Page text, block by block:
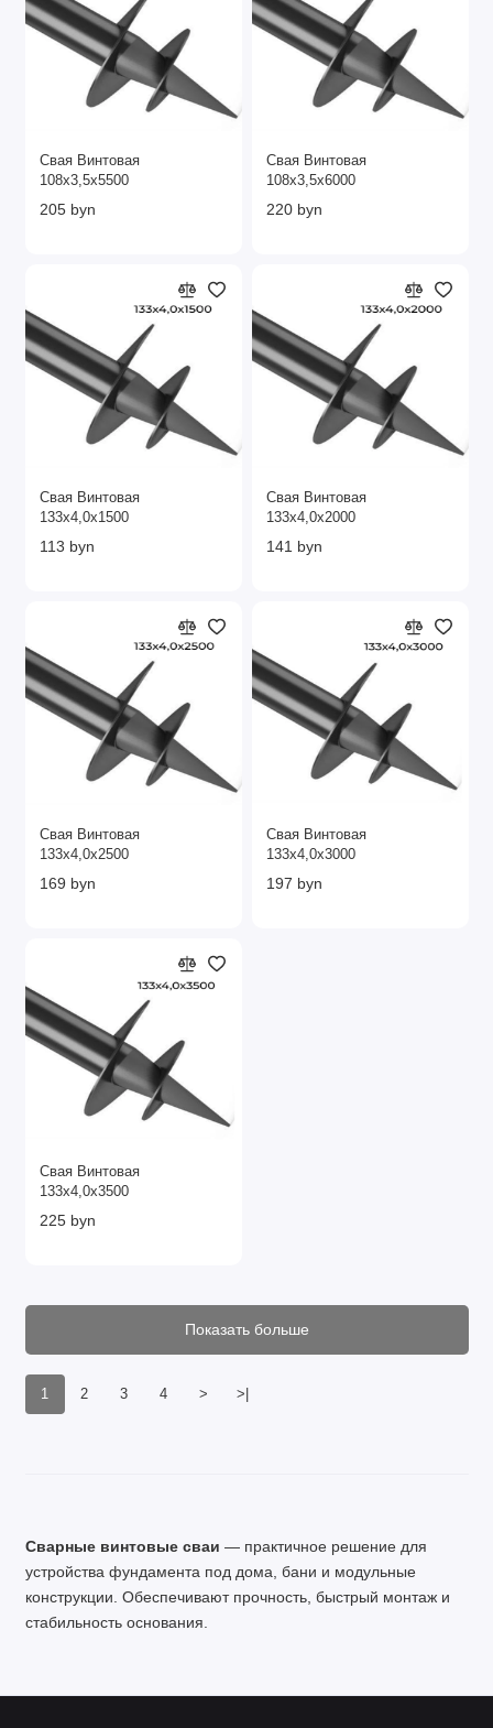
Свая Винтовая
108х3,5х5500
205 byn
Свая Винтовая
108х3,5х6000
220 byn
Свая Винтовая
133х4,0х1500
113 byn
Свая Винтовая
133х4,0х2000
141 byn
Свая Винтовая
133х4,0х2500
169 byn
Свая Винтовая
133х4,0х3000
197 byn
Свая Винтовая
133х4,0х3500
225 byn
1 2 3 4 > >|
Показать больше
Сварные винтовые сваи — практичное решение для
устройства фундамента под дома, бани и модульные
конструкции. Обеспечивают прочность, быстрый монтаж и
стабильность основания.